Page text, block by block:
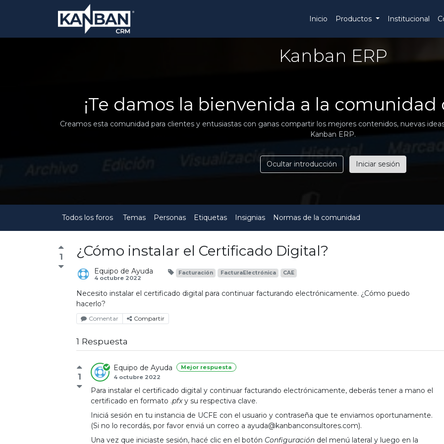
Inicio Productos Institucional
Kanban ERP
¡Te damos la bienvenida a la comunidad
Creamos esta comunidad para clientes y entusiastas con ganas compartir los mejores contenidos, nuevas
Kanban ERP.
Ocultar introducción Iniciar sesión
Todos los foros Temas Personas Etiquetas Insignias Normas de la comunidad
1 ¿Cómo instalar el Certificado Digital?
Equipo de Ayuda
4 octubre 2022
Facturación FacturaElectrónica CAE
Necesito instalar el certificado digital para continuar facturando electrónicamente. ¿Cómo puedo
hacerlo?
Comentar Compartir
1 Respuesta
1
Equipo de Ayuda
4 octubre 2022
Mejor respuesta
Para instalar el certificado digital y continuar facturando electrónicamente, deberás tener a mano el
certificado en formato .pfxy su respectiva clave.
Iniciá sesión en tu instancia de UCFE con el usuario y contraseña que te enviamos oportunamente.
(Si no lo recordás, por favor enviá un correo a ayuda@kanbanconsultores.com).
Una vez que iniciaste sesión, hacé clic en el botón Configuración del menú lateral y luego en la